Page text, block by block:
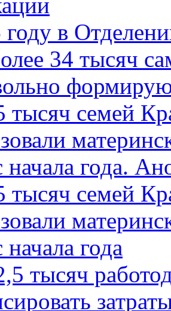
в
34 тысяч
тысяч семей
начала года.
тысяч семей
начала года
тысяч